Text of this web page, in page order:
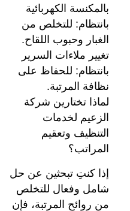
بالمكنسة الكهربائية
بانتظام: للتخلص من
الغبار وحبوب اللقاح.
تغيير ملاءات السرير
بانتظام: للحفاظ على
نظافة المرتبة.
لماذا تختارين شركة
الزعيم لخدمات
التنظيف وتعقيم
المراتب؟
إذا كنتِ تبحثين عن حل
شامل وفعال للتخلص
من روائح المرتبة، فإن